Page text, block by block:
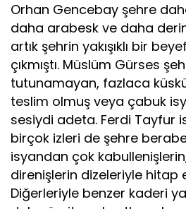
Orhan Gencebay şehre
daha arabesk ve daha
artık şehrin yakışıklı bir
çıkmıştı. Müslüm Gürses
tutunamayan, fazlaca
teslim olmuş veya çabuk
sesiydi adeta. Ferdi Tayfur
birçok izleri de şehre
isyandan çok
direnişlerin dizeleriyle hitap
Diğerleriyle benzer kaderi